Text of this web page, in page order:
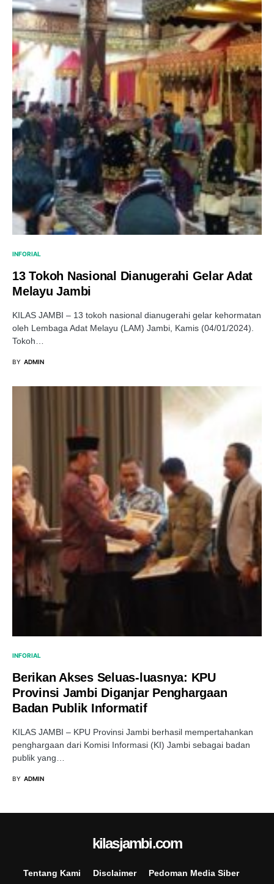
INFORIAL
13 Tokoh Nasional Dianugerahi Gelar Adat
Melayu Jambi
KILAS JAMBI – 13 tokoh nasional dianugerahi gelar kehormatan
oleh Lembaga Adat Melayu (LAM) Jambi, Kamis (04/01/2024).
Tokoh…
BY ADMIN
INFORIAL
Berikan Akses Seluas-luasnya: KPU
Provinsi Jambi Diganjar Penghargaan
Badan Publik Informatif
KILAS JAMBI – KPU Provinsi Jambi berhasil mempertahankan
penghargaan dari Komisi Informasi (KI) Jambi sebagai badan
publik yang…
BY ADMIN
kilasjambi.com
Tentang Kami Disclaimer Pedoman Media Siber